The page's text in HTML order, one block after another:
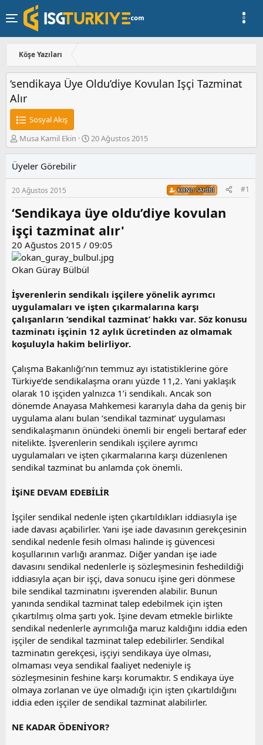
Köşe Yazıları
‘sendikaya Üye Oldu’diye Kovulan Işçi Tazminat
Alır
Sosyal Akış
K
o
u
y
u
b
a
l
a
t
a
n
Musa Kamil Ekin
B
a
a
g
ı
ç
t
a
r
20 Ağustos 2015
Üyeler Görebilir
20 Ağustos 2015 KONU SAHIBI #1
‘Sendikaya üye oldu’diye kovulan
işçi tazminat alır'
20 Ağustos 2015 / 09:05
Okan Güray Bülbül
İşverenlerin sendikalı işçilere yönelik ayrımcı
uygulamaları ve işten çıkarmalarına karşı
çalışanların ‘sendikal tazminat’ hakkı var. Söz konusu
tazminatı işçinin 12 aylık ücretinden az olmamak
koşuluyla hakim belirliyor.
Çalışma Bakanlığı’nın temmuz ayı istatistiklerine göre
Türkiye’de sendikalaşma oranı yüzde 11,2. Yani yaklaşık
olarak 10 işçiden yalnızca 1’i sendikalı. Ancak son
dönemde Anayasa Mahkemesi kararıyla daha da geniş bir
uygulama alanı bulan ‘sendikal tazminat’ uygulaması
sendikalaşmanın önündeki önemli bir engeli bertaraf eder
nitelikte. İşverenlerin sendikalı işçilere ayrımcı
uygulamaları ve işten çıkarmalarına karşı düzenlenen
sendikal tazminat bu anlamda çok önemli.
İŞiNE DEVAM EDEBİLİR
İşçiler sendikal nedenle işten çıkartıldıkları iddiasıyla işe
iade davası açabilirler. Yani işe iade davasının gerekçesinin
sendikal nedenle fesih olması halinde iş güvencesi
koşullarının varlığı aranmaz. Diğer yandan işe iade
davasını sendikal nedenlerle iş sözleşmesinin feshedildiği
iddiasıyla açan bir işçi, dava sonucu işine geri dönmese
bile sendikal tazminatını işverenden alabilir. Bunun
yanında sendikal tazminat talep edebilmek için işten
çıkartılmış olma şartı yok. İşine devam etmekle birlikte
sendikal nedenlerle ayrımcılığa maruz kaldığını iddia eden
işçiler de sendikal tazminat talep edebilirler. Sendikal
tazminatın gerekçesi, işçiyi sendikaya üye olması,
olmaması veya sendikal faaliyet nedeniyle iş
sözleşmesinin feshine karşı korumaktır. S endikaya üye
olmaya zorlanan ve üye olmadığı için işten çıkartıldığını
iddia eden işçiler de sendikal tazminat alabilirler.
NE KADAR ÖDENİYOR?